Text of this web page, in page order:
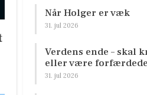
Når Holger er væk
31. jul 2026
Verdens ende – skal
eller være
31. jul 2026